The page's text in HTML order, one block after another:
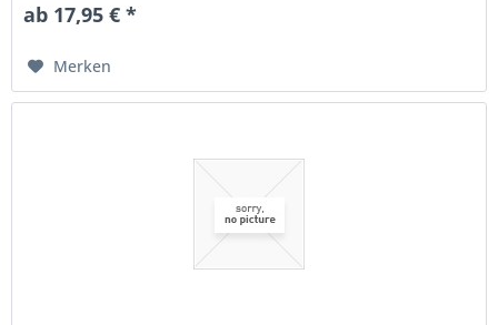
ab 17,95 € *
Merken